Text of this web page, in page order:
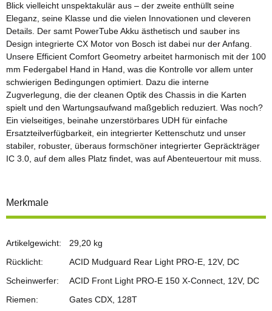
Blick vielleicht unspektakulär aus – der zweite enthüllt seine
Eleganz, seine Klasse und die vielen Innovationen und cleveren
Details. Der samt PowerTube Akku ästhetisch und sauber ins
Design integrierte CX Motor von Bosch ist dabei nur der Anfang.
Unsere Efficient Comfort Geometry arbeitet harmonisch mit der 100
mm Federgabel Hand in Hand, was die Kontrolle vor allem unter
schwierigen Bedingungen optimiert. Dazu die interne
Zugverlegung, die der cleanen Optik des Chassis in die Karten
spielt und den Wartungsaufwand maßgeblich reduziert. Was noch?
Ein vielseitiges, beinahe unzerstörbares UDH für einfache
Ersatzteilverfügbarkeit, ein integrierter Kettenschutz und unser
stabiler, robuster, überaus formschöner integrierter Gepräckträger
IC 3.0, auf dem alles Platz findet, was auf Abenteuertour mit muss.
Merkmale
Artikelgewicht: 29,20 kg
Rücklicht:
ACID Mudguard Rear Light PRO-E, 12V, DC
Scheinwerfer:
ACID Front Light PRO-E 150 X-Connect, 12V, DC
Riemen:
Gates CDX, 128T